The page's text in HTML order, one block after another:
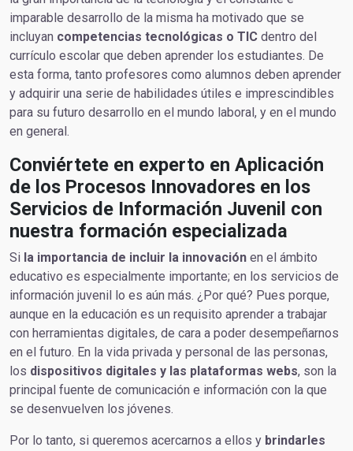
imparable desarrollo de la misma ha motivado que se
incluyan competencias tecnológicas o TIC dentro del
currículo escolar que deben aprender los estudiantes. De
esta forma, tanto profesores como alumnos deben aprender
y adquirir una serie de habilidades útiles e imprescindibles
para su futuro desarrollo en el mundo laboral, y en el mundo
en general.
Conviértete en experto en Aplicación
de los Procesos Innovadores en los
Servicios de Información Juvenil con
nuestra formación especializada
Si la importancia de incluir la innovación en el ámbito
educativo es especialmente importante; en los servicios de
información juvenil lo es aún más. ¿Por qué? Pues porque,
aunque en la educación es un requisito aprender a trabajar
con herramientas digitales, de cara a poder desempeñarnos
en el futuro. En la vida privada y personal de las personas,
los dispositivos digitales y las plataformas webs, son la
principal fuente de comunicación e información con la que
se desenvuelven los jóvenes.
Por lo tanto, si queremos acercarnos a ellos y brindarles